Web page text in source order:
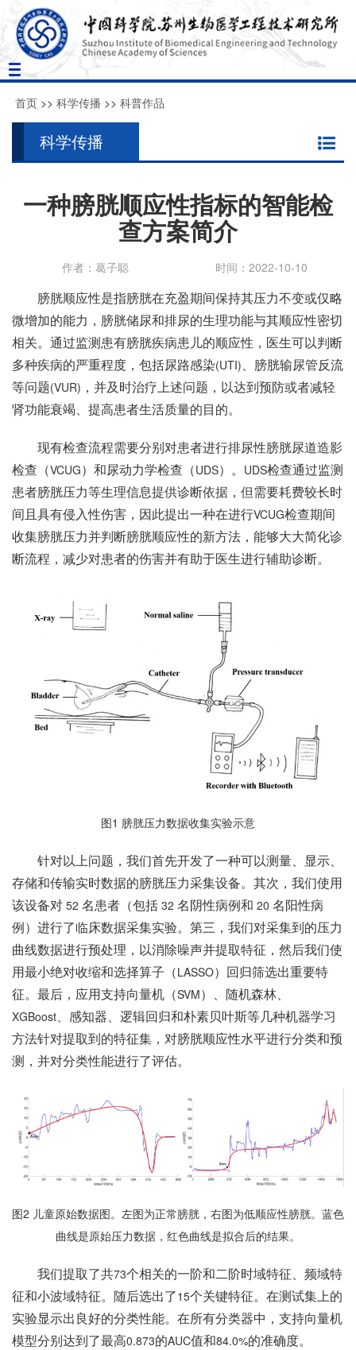
Toggle
navigation
首页 >> 科学传播 >> 科普作品
科学传播
一种膀胱顺应性指标的智能检
查方案简介
作者：葛子聪 时间：2022-10-10
膀胱顺应性是指膀胱在充盈期间保持其压力不变或仅略
微增加的能力，膀胱储尿和排尿的生理功能与其顺应性密切
相关。通过监测患有膀胱疾病患儿的顺应性，医生可以判断
多种疾病的严重程度，包括尿路感染(UTI)、膀胱输尿管反流
等问题(VUR) ，并及时治疗上述问题，以达到预防或者减轻
肾功能衰竭、提高患者生活质量的目的。
现有检查流程需要分别对患者进行排尿性膀胱尿道造影
检查（VCUG）和尿动力学检查（UDS）。 UDS检查通过监测
患者膀胱压力等生理信息提供诊断依据，但需要耗费较长时
间且具有侵入性伤害，因此提出一种在进行VCUG检查期间
收集膀胱压力并判断膀胱顺应性的新方法，能够大大简化诊
断流程，减少对患者的伤害并有助于医生进行辅助诊断。
图1 膀胱压力数据收集实验示意
针对以上问题，我们首先开发了一种可以测量、显示、
存储和传输实时数据的膀胱压力采集设备。其次，我们使用
该设备对 52 名患者（包括 32 名阴性病例和 20 名阳性病
例）进行了临床数据采集实验。第三，我们对采集到的压力
曲线数据进行预处理，以消除噪声并提取特征，然后我们使
用最小绝对收缩和选择算子（LASSO）回归筛选出重要特
征。最后，应用支持向量机（SVM）、随机森林、
XGBoost、感知器、逻辑回归和朴素贝叶斯等几种机器学习
方法针对提取到的特征集，对膀胱顺应性水平进行分类和预
测，并对分类性能进行了评估。
图2 儿童原始数据图。左图为正常膀胱，右图为低顺应性膀胱。蓝色
曲线是原始压力数据，红色曲线是拟合后的结果。
我们提取了共73个相关的一阶和二阶时域特征、频域特
征和小波域特征。随后选出了15个关键特征。在测试集上的
实验显示出良好的分类性能。在所有分类器中，支持向量机
模型分别达到了最高0.873的AUC值和84.0%的准确度。